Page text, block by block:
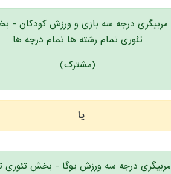
مربیگری درجه سه بازی و ورزش کودکان -
تئوری تمام رشته ها تمام درجه ها
(مشترک)
یا
مربیگری درجه سه ورزش یوگا - بخش تئوری